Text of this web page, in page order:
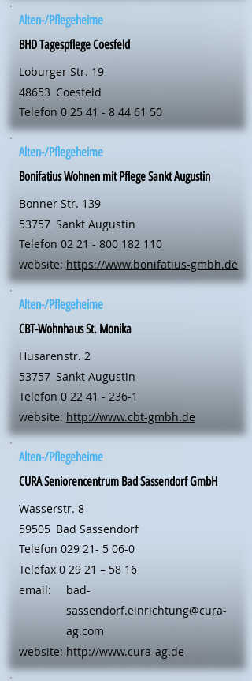
Alten-/Pflegeheime
BHD Tagespflege Coesfeld
Loburger Str. 19
48653 Coesfeld
Telefon 0 25 41 - 8 44 61 50
Alten-/Pflegeheime
Bonifatius Wohnen mit Pflege Sankt Augustin
Bonner Str. 139
53757 Sankt Augustin
Telefon 02 21 - 800 182 110
website: https://www.bonifatius-gmbh.de
Alten-/Pflegeheime
CBT-Wohnhaus St. Monika
Husarenstr. 2
53757 Sankt Augustin
Telefon 0 22 41 - 236-1
website: http://www.cbt-gmbh.de
Alten-/Pflegeheime
CURA Seniorencentrum Bad Sassendorf GmbH
Wasserstr. 8
59505 Bad Sassendorf
Telefon 029 21- 5 06-0
Telefax 0 29 21 – 58 16
email:
website:
bad-
sassendorf.einrichtung@cura-
ag.com
http://www.cura-ag.de